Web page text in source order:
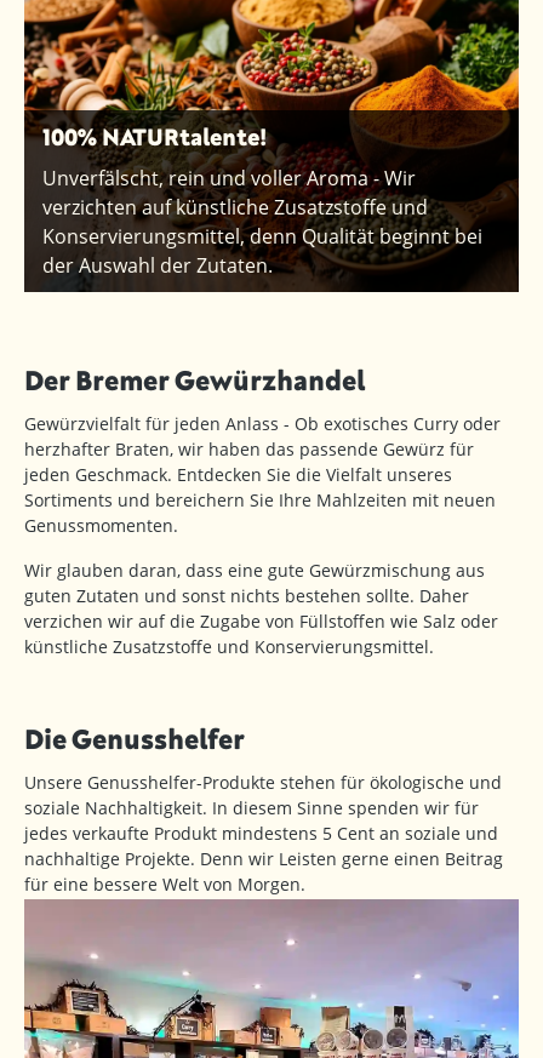
100% NATURtalente!
Unverfälscht, rein und voller Aroma - Wir
verzichten auf künstliche Zusatzstoffe und
Konservierungsmittel, denn Qualität beginnt bei
der Auswahl der Zutaten.
Der Bremer Gewürzhandel
Gewürzvielfalt für jeden Anlass - Ob exotisches Curry oder
herzhafter Braten, wir haben das passende Gewürz für
jeden Geschmack. Entdecken Sie die Vielfalt unseres
Sortiments und bereichern Sie Ihre Mahlzeiten mit neuen
Genussmomenten.
Wir glauben daran, dass eine gute Gewürzmischung aus
guten Zutaten und sonst nichts bestehen sollte. Daher
verzichen wir auf die Zugabe von Füllstoffen wie Salz oder
künstliche Zusatzstoffe und Konservierungsmittel.
Die Genusshelfer
Unsere Genusshelfer-Produkte stehen für ökologische und
soziale Nachhaltigkeit. In diesem Sinne spenden wir für
jedes verkaufte Produkt mindestens 5 Cent an soziale und
nachhaltige Projekte. Denn wir Leisten gerne einen Beitrag
für eine bessere Welt von Morgen.